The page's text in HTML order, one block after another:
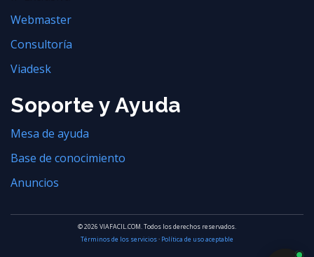
Webmaster
Consultoría
Viadesk
Soporte y Ayuda
Mesa de ayuda
Base de conocimiento
Anuncios
© 2026 VIAFACIL.COM. Todos los derechos reservados.
Términos de los servicios· Política de uso aceptable